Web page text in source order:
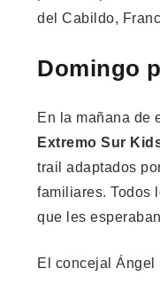
del Cabildo,
Domingo
En la mañana de
Extremo Sur
trail adaptados
familiares. Todos
que les
El concejal Ángel